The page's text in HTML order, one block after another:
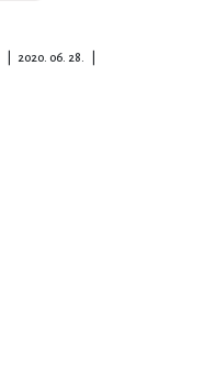
2020. 06. 28.